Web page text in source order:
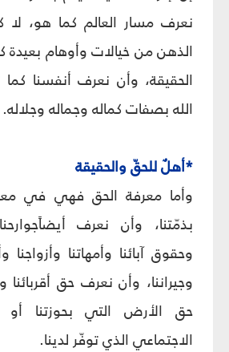
نعرف مسار العالم كما هو،
الذهن من خيالات وأوهام بعيدة
الحقيقة، وأن نعرف أنفسنا
الله بصفات كماله وجماله وجلاله.
*أهلٌ للحقّ والحقيقة
وأما معرفة الحق فهي في
بذمّتنا، وأن نعرف
وحقوق آبائنا وأمهاتنا وأزواجنا
وجيراننا، وأن نعرف حق
حق الأرض التي بحوزتنا أو
الاجتماعي الذي توفّر لدينا.